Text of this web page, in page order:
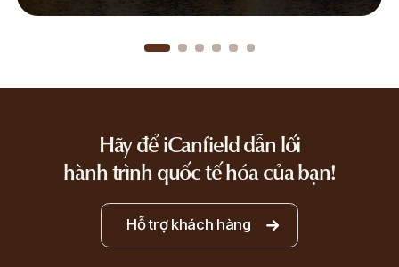
Hãy để iCanfield dẫn lối
hành trình quốc tế hóa của bạn!
Hỗ trợ khách hàng